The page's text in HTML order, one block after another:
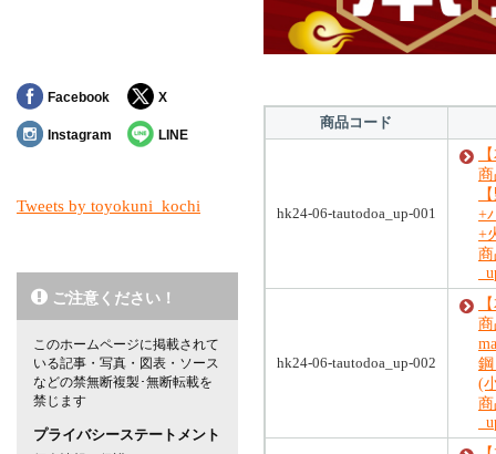
商品コード
hk24-06-tautodoa_up-001
商
+
+
商
hk24-06-tautodoa_up-002
商
(
商
Facebook X
Instagram LINE
Tweets by toyokuni_kochi
ご注意ください！
このホームページに掲載されて
いる記事・写真・図表・ソース
などの禁無断複製･無断転載を
禁じます
プライバシーステートメント